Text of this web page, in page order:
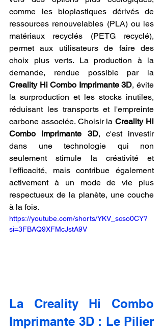
comme les bioplastiques dérivés de
ressources renouvelables (PLA) ou les
matériaux recyclés (PETG recyclé),
permet aux utilisateurs de faire des
choix plus verts. La production à la
Creality Hi Combo Imprimante 3D, évite
la surproduction et les stocks inutiles,
réduisant les transports et l'empreinte
carbone associée. Choisir la Creality Hi
Combo Imprimante 3D, c'est investir
dans une technologie qui non
seulement stimule la créativité et
l'efficacité, mais contribue également
activement à un mode de vie plus
respectueux de la planète, une couche
à la fois.
https://youtube.com/shorts/YKV_scso0CY?
si=3FBAQ9XFMcJstA9V
La Creality Hi Combo
Imprimante 3D : Le Pilier